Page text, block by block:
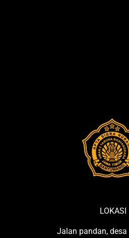
LOKASI
Jalan pandan,